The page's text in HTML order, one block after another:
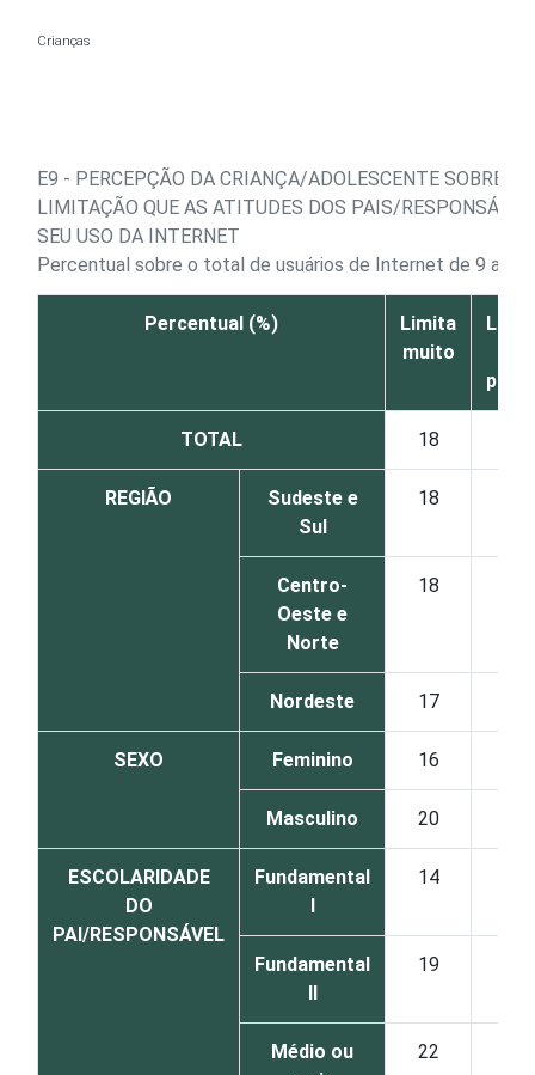
Crianças
E9 - PERCEPÇÃO DA CRIANÇA/ADOLESCENTE SOBRE O
LIMITAÇÃO QUE AS ATITUDES DOS PAIS/
SEU USO DA INTERNET
Percentual sobre o total de usuários de Internet de 9 a 16
Percentual (%)
Limita
muito
TOTAL 18
REGIÃO
Sudeste e
Sul
18
Centro-
Oeste e
Norte
18
Nordeste 17
SEXO Feminino 16
Masculino 20
ESCOLARIDADE
DO
PAI/RESPONSÁVEL
Fundamental
I
14
Fundamental
II
19
Médio ou
22